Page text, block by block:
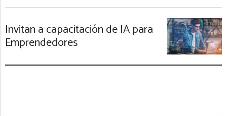
Invitan a capacitación de IA para
Emprendedores